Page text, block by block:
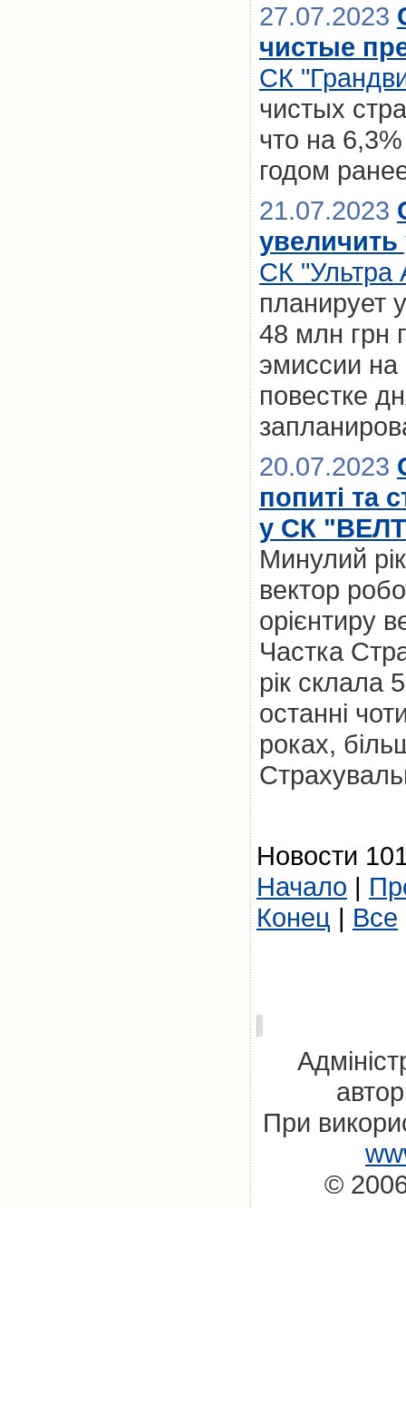
27.07.2023
чистые
СК
чистых
что на
годом
21.07.2023
увеличить
СК "Ультра
планирует
48 млн грн
эмиссии
повестке
20.07.2023
попиті та
у СК
Минулий
вектор
орієнтиру
Частка
рік склала
останні
роках,
Новости
Начало |
Конец | Все
При
©